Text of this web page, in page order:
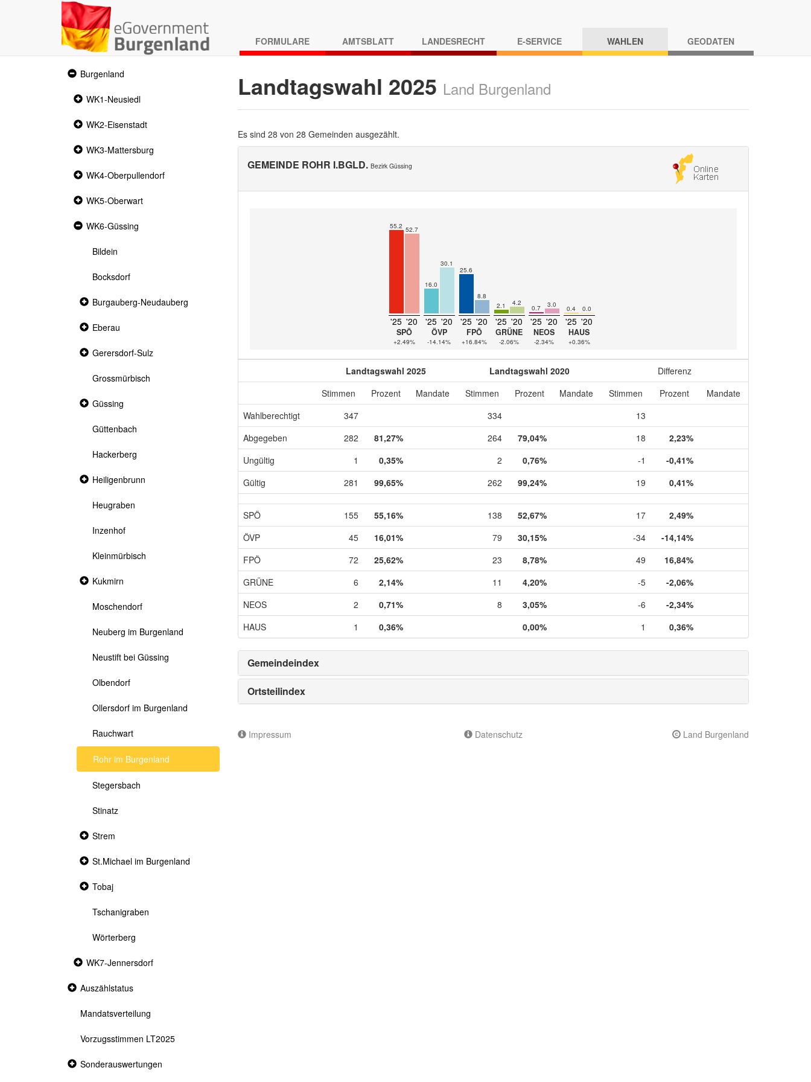
FORMULARE AMTSBLATT LANDESRECHT E-SERVICE WAHLEN GEODATEN
Expanded
section
Burgenland
Collapsed
WK1-Neusiedl
Collapsed
WK2-Eisenstadt
Collapsed
WK3-Mattersburg
Collapsed
WK4-Oberpullendorf
Collapsed
WK5-Oberwart
Expanded
WK6-Güssing
Bildein
Bocksdorf
Collapsed
section
Burgauberg-Neudauberg
Collapsed
Eberau
Collapsed
Gerersdorf-Sulz
Grossmürbisch
Collapsed
Güssing
Güttenbach
Hackerberg
Collapsed
section
Heiligenbrunn
Heugraben
Inzenhof
Kleinmürbisch
Collapsed
Kukmirn
Moschendorf
Neuberg im Burgenland
Neustift bei Güssing
Olbendorf
Ollersdorf im Burgenland
Rauchwart
Rohr im Burgenland
Stegersbach
Stinatz
Collapsed
Strem
Collapsed
St.Michael im Burgenland
Collapsed
section
Tobaj
Tschanigraben
Wörterberg
Collapsed
WK7-Jennersdorf
Collapsed
Auszählstatus
Mandatsverteilung
Vorzugsstimmen LT2025
Collapsed
Sonderauswertungen
Landtagswahl 2025 Land Burgenland
Es sind 28 von 28 Gemeinden ausgezählt.
GEMEINDE ROHR I.BGLD. Bezirk Güssing
55.2 52.7
'25 '20
SPÖ
+2.49%
16.0
30.1
'25 '20
ÖVP
-14.14%
25.6
8.8
'25 '20
FPÖ
+16.84%
2.1 4.2
'25 '20
GRÜNE
-2.06%
0.7 3.0
'25 '20
NEOS
-2.34%
0.4 0.0
'25 '20
HAUS
+0.36%
Landtagswahl 2025 Landtagswahl 2020
Differenz
Stimmen
Prozent Mandate Stimmen Prozent Mandate Stimmen Prozent
Mandate
Wahlberechtigt
347 334
13
Abgegeben
282 81,27% 264 79,04% 18
2,23%
Ungültig
1 0,35% 2 0,76% -1
-0,41%
Gültig
281 99,65% 262 99,24% 19 0,41%
SPÖ 155 55,16% 138 52,67% 17
2,49%
ÖVP
45 16,01% 79 30,15% -34
-14,14%
FPÖ
72 25,62% 23 8,78% 49
16,84%
GRÜNE
6 2,14% 11 4,20% -5
-2,06%
NEOS
2 0,71% 8 3,05% -6
-2,34%
HAUS
1 0,36% 0,00% 1 0,36%
Gemeindeindex
Ortsteilindex
Impressum Datenschutz Land Burgenland